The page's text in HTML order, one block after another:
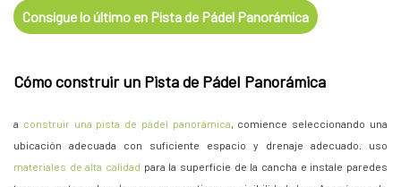
Consigue lo último en Pista de Pádel Panorámica
Cómo construir un Pista de Pádel Panorámica
a construir una pista de pádel panorámica , comience seleccionando una
ubicación adecuada con suficiente espacio y drenaje adecuado. uso
materiales de alta calidad para la superficie de la cancha e instale paredes